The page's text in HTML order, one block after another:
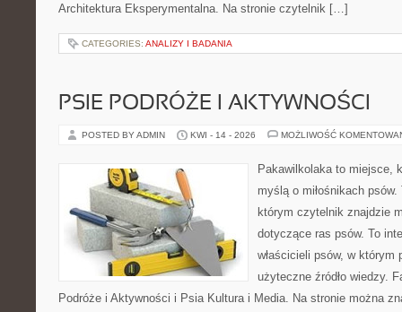
Architektura Eksperymentalna. Na stronie czytelnik […]
CATEGORIES: ANALIZY I BADANIA
PSIE PODRÓŻE I AKTYWNOŚCI
POSTED BY ADMIN KWI - 14 - 2026 MOŻLIWOŚĆ
Pakawilkolaka to miejsce,
myślą o miłośnikach
którym czytelnik znajdzie
dotyczące ras psów. To
właścicieli psów, w którym
użyteczne źródło wiedzy.
Podróże i Aktywności i Psia Kultura i Media. Na stronie można